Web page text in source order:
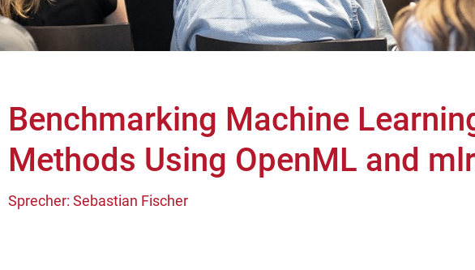
Benchmarking Machine
Methods Using OpenML and
Sprecher: Sebastian Fischer